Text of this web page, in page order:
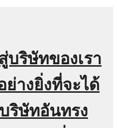
ริษัทของเรา
ย่างยิ่งที่จะได้
ริษัทอันทรง